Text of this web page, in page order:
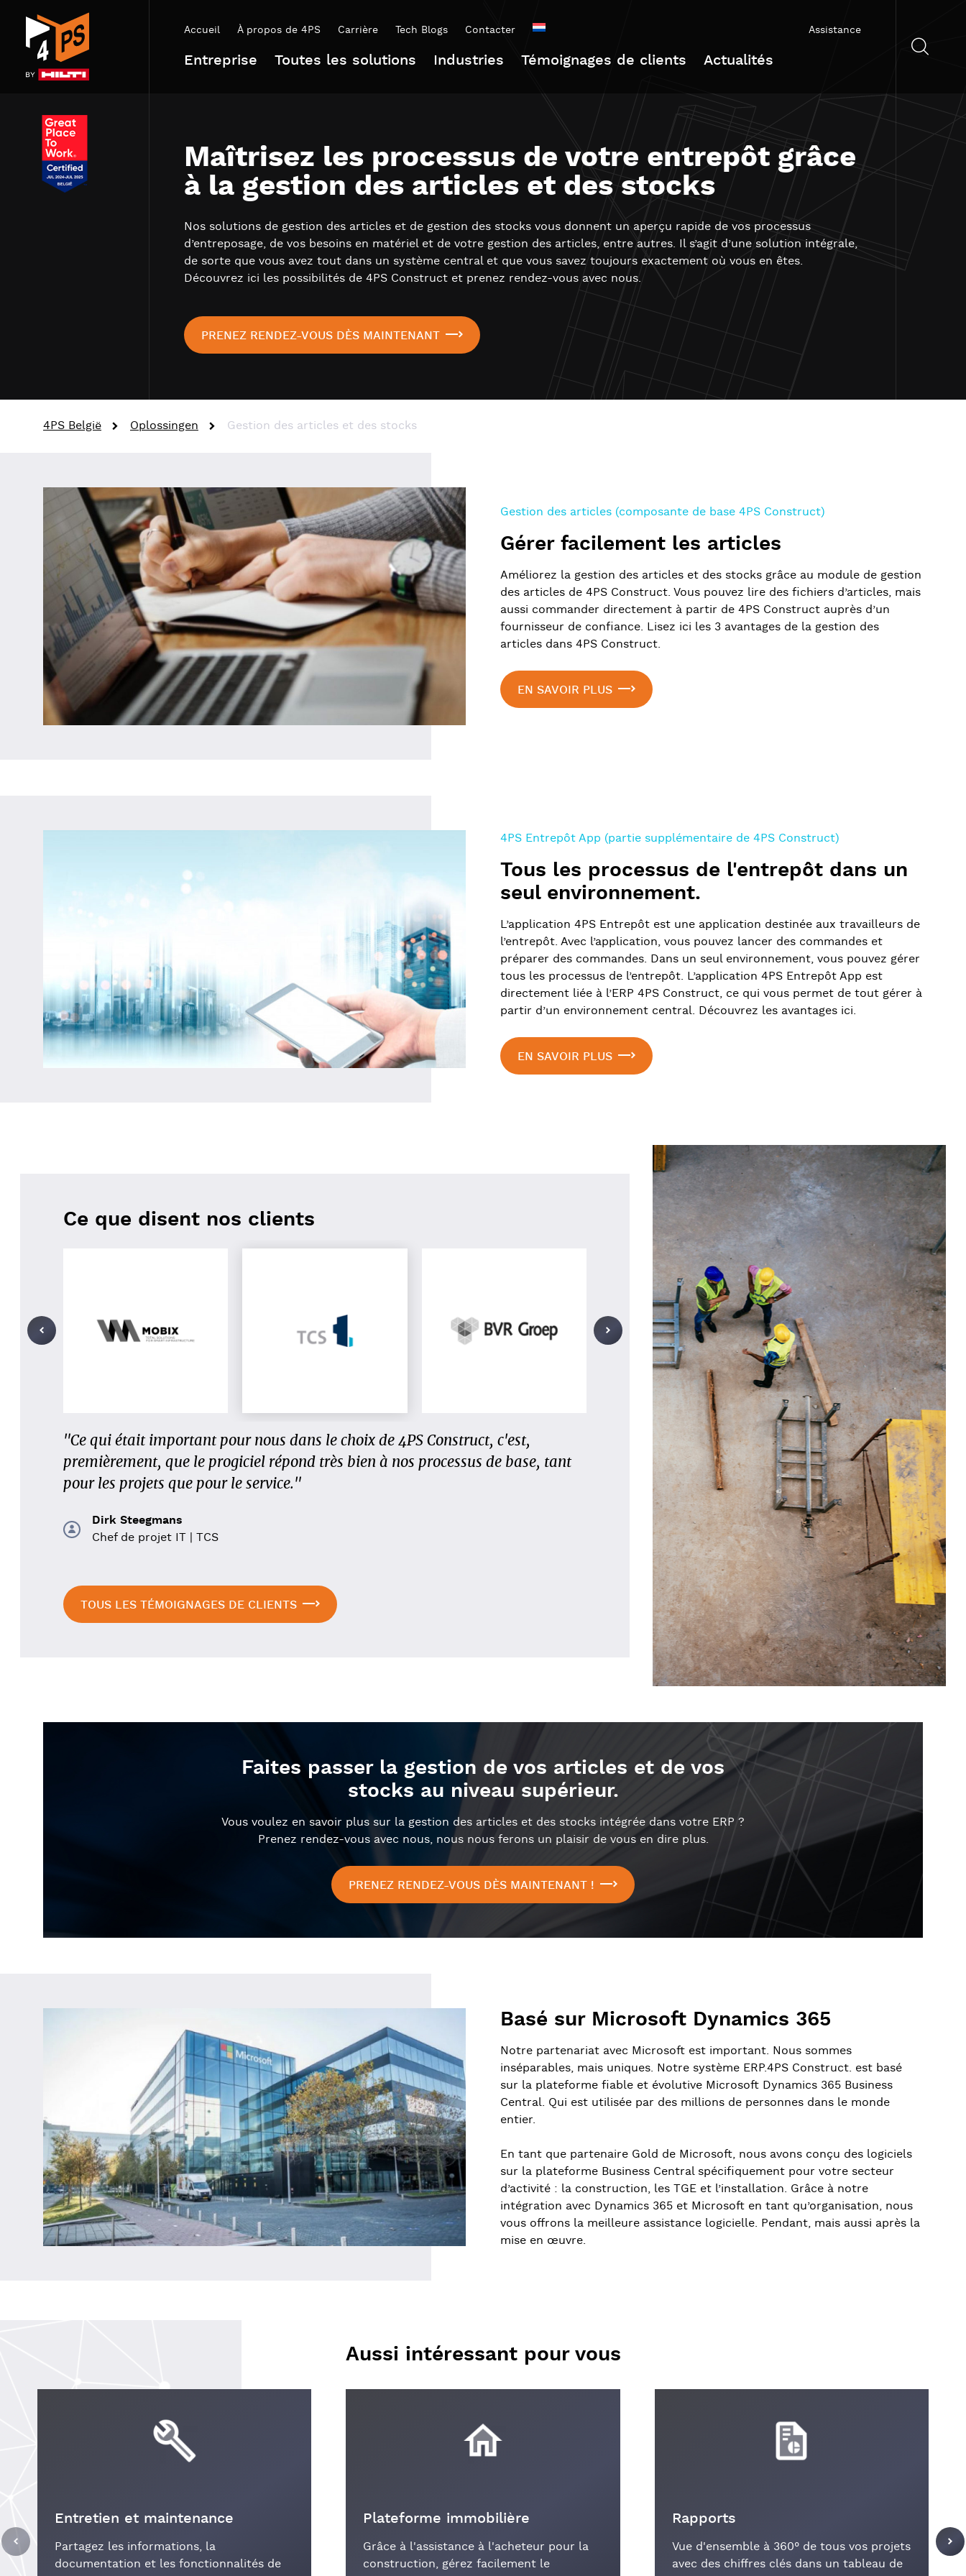
Accueil À propos de 4PS Carrière Tech Blogs Contacter
Entreprise Toutes les solutions Industries Témoignages de clients Actualités
Assistance
Maîtrisez les processus de votre entrepôt grâce
à la gestion des articles et des stocks
Nos solutions de gestion des articles et de gestion des stocks vous donnent un aperçu rapide de vos processus
d’entreposage, de vos besoins en matériel et de votre gestion des articles, entre autres. Il s’agit d’une solution intégrale,
de sorte que vous avez tout dans un système central et que vous savez toujours exactement où vous en êtes.
Découvrez ici les possibilités de 4PS Construct et prenez rendez-vous avec nous.
PRENEZ RENDEZ-VOUS DÈS MAINTENANT
4PS België Oplossingen Gestion des articles et des stocks
Gestion des articles (composante de base 4PS Construct)
Gérer facilement les articles
Améliorez la gestion des articles et des stocks grâce au module de gestion
des articles de 4PS Construct. Vous pouvez lire des fichiers d’articles, mais
aussi commander directement à partir de 4PS Construct auprès d’un
fournisseur de confiance. Lisez ici les 3 avantages de la gestion des
articles dans 4PS Construct.
EN SAVOIR PLUS
4PS Entrepôt App (partie supplémentaire de 4PS Construct)
Tous les processus de l'entrepôt dans un
seul environnement.
L’application 4PS Entrepôt est une application destinée aux travailleurs de
l’entrepôt. Avec l’application, vous pouvez lancer des commandes et
préparer des commandes. Dans un seul environnement, vous pouvez gérer
tous les processus de l’entrepôt. L’application 4PS Entrepôt App est
directement liée à l’ERP 4PS Construct, ce qui vous permet de tout gérer à
partir d’un environnement central. Découvrez les avantages ici.
EN SAVOIR PLUS
Ce que disent nos clients
« Cinq entreprises ayant chacune leur propre méthode de travail, huit unités
commerciales et 650 employés, nous avons dû rassembler tout cela dans un
seul progiciel de gestion intégré. Toutes les pièces séparées devaient se fondre
Alain Lodewijckx
"Ce qui était important pour nous dans le choix de 4PS Construct, c'est,
premièrement, que le progiciel répond très bien à nos processus de base, tant
pour les projets que pour le service."
Dirk Steegmans
Chef de projet IT | TCS
TOUS LES TÉMOIGNAGES DE CLIENTS
Faites passer la gestion de vos articles et de vos
stocks au niveau supérieur.
Vous voulez en savoir plus sur la gestion des articles et des stocks intégrée dans votre ERP ?
Prenez rendez-vous avec nous, nous nous ferons un plaisir de vous en dire plus.
PRENEZ RENDEZ-VOUS DÈS MAINTENANT !
Basé sur Microsoft Dynamics 365
Notre partenariat avec Microsoft est important. Nous sommes
inséparables, mais uniques. Notre système ERP.4PS Construct. est basé
sur la plateforme fiable et évolutive Microsoft Dynamics 365 Business
Central. Qui est utilisée par des millions de personnes dans le monde
entier.
En tant que partenaire Gold de Microsoft, nous avons conçu des logiciels
sur la plateforme Business Central spécifiquement pour votre secteur
d’activité : la construction, les TGE et l’installation. Grâce à notre
intégration avec Dynamics 365 et Microsoft en tant qu’organisation, nous
vous offrons la meilleure assistance logicielle. Pendant, mais aussi après la
mise en œuvre.
Aussi intéressant pour vous
Entretien et maintenance
Partagez les informations, la
documentation et les fonctionnalités de
Plateforme immobilière
Grâce à l'assistance à l'acheteur pour la
construction, gérez facilement le
Rapports
Vue d'ensemble à 360° de tous vos projets
avec des chiffres clés dans un tableau de